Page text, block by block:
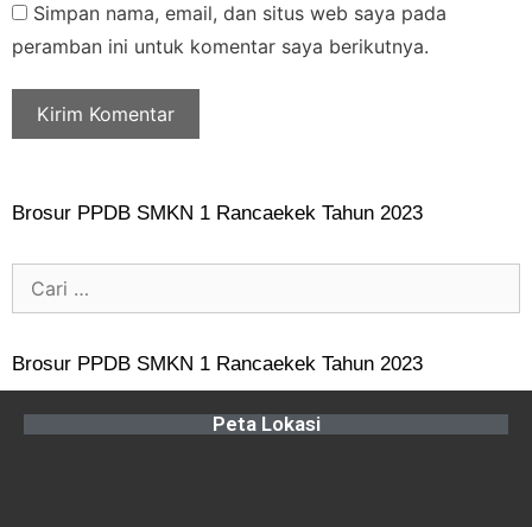
Simpan nama, email, dan situs web saya pada
peramban ini untuk komentar saya berikutnya.
Brosur PPDB SMKN 1 Rancaekek Tahun 2023
Brosur PPDB SMKN 1 Rancaekek Tahun 2023
Peta Lokasi